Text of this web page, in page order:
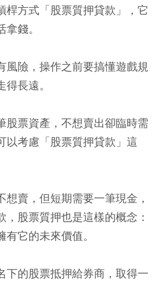
桿方式「股票質押貸款」，它
錢。
風險，操作之前要搞懂遊戲規
得長遠。
股票資產，不想賣出卻臨時需
以考慮「股票質押貸款」這
賣，但短期需要一筆現金，
股票質押也是這樣的概念：
有它的未來價值。
下的股票抵押給券商，取得一